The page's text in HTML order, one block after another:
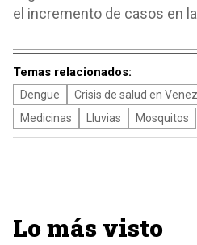
el incremento de casos en
Temas relacionados:
Dengue Crisis de salud en
Medicinas
Lluvias Mosquitos
Lo más visto